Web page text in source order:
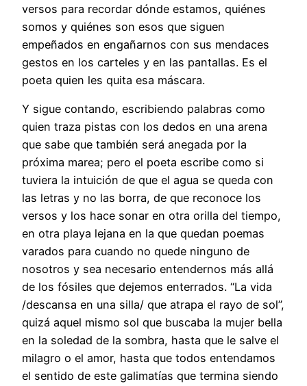
versos para recordar dónde estamos, quiénes
somos y quiénes son esos que siguen
empeñados en engañarnos con sus mendaces
gestos en los carteles y en las pantallas. Es el
poeta quien les quita esa máscara.
Y sigue contando, escribiendo palabras como
quien traza pistas con los dedos en una arena
que sabe que también será anegada por la
próxima marea; pero el poeta escribe como si
tuviera la intuición de que el agua se queda con
las letras y no las borra, de que reconoce los
versos y los hace sonar en otra orilla del tiempo,
en otra playa lejana en la que quedan poemas
varados para cuando no quede ninguno de
nosotros y sea necesario entendernos más allá
de los fósiles que dejemos enterrados. “La vida
/descansa en una silla/ que atrapa el rayo de sol”,
quizá aquel mismo sol que buscaba la mujer bella
en la soledad de la sombra, hasta que le salve el
milagro o el amor, hasta que todos entendamos
el sentido de este galimatías que termina siendo